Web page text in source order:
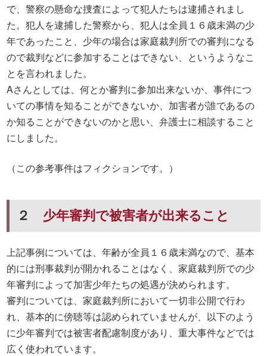
で、警察の懸命な捜査によって犯人たちは逮捕されまし
た。犯人を逮捕した警察から、犯人は全員１６歳未満の少
年であったこと、少年の場合は家庭裁判所での審判になる
ので裁判などに参加することはできない、というようなこ
とを言われました。
Aさんとしては、何とか審判に参加出来ないか、事件につ
いての事情を知ることができないか、加害者が誰であるの
か知ることができないのかと思い、弁護士に相談すること
にしました。
（この参考事件はフィクションです。）
２ 少年審判で被害者が出来ること
上記事例については、年齢が全員１６歳未満なので、基本
的には刑事裁判が開かれることはなく、家庭裁判所での少
年審判によって加害少年たちの処遇が決められます。
審判については、家庭裁判所において一切非公開で行わ
れ、基本的に傍聴等は認められていませんが、以下のよう
に少年審判では被害者配慮制度があり、重大事件などでは
広く使われています。